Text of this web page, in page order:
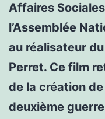
Affaires
l’Assemblée
au réalisateur
Perret. Ce film
de la création
deuxième